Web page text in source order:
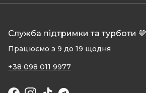
Служба підтримки та турботи 💛
Працюємо з 9 до 19 щодня
+38 098 011 9977